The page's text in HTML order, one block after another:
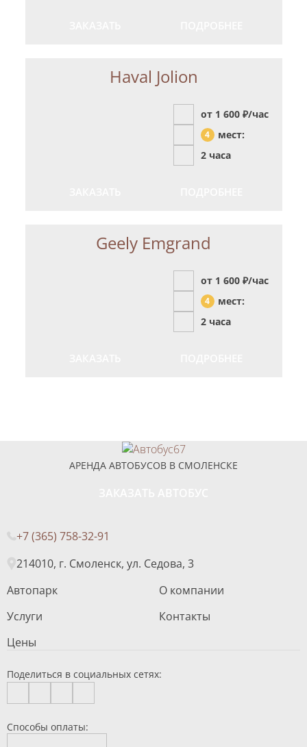
Haval Jolion
от 1 600 ₽/час
4
мест:
2 часа
Geely Emgrand
от 1 600 ₽/час
4
мест:
2 часа
АРЕНДА АВТОБУСОВ В СМОЛЕНСКЕ
+7 (365) 758-32-91
214010, г. Смоленск, ул. Седова, 3
Автопарк
Услуги
Цены
О компании
Контакты
Поделиться в социальных сетях:
Способы оплаты: